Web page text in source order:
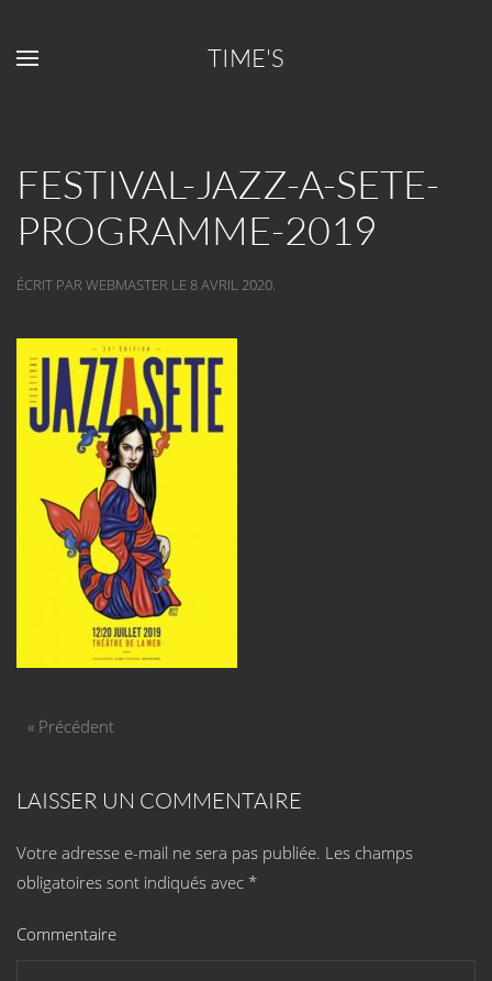
Passer au contenu principal
TIME'S
FESTIVAL-JAZZ-A-SETE-
PROGRAMME-2019
ÉCRIT PAR WEBMASTER LE 8 AVRIL 2020.
« Précédent
LAISSER UN COMMENTAIRE
Votre adresse e-mail ne sera pas publiée. Les champs
obligatoires sont indiqués avec *
Commentaire